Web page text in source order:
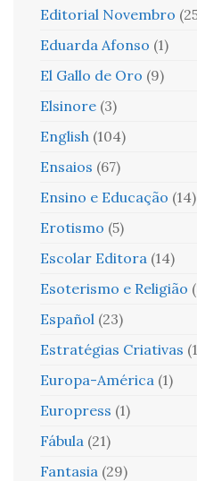
Editorial Novembro
Eduarda Afonso (1)
El Gallo de Oro (9)
Elsinore (3)
English (104)
Ensaios (67)
Ensino e Educação (14)
Erotismo (5)
Escolar Editora (14)
Esoterismo e Religião
Español (23)
Estratégias Criativas
Europa-América (1)
Europress (1)
Fábula (21)
Fantasia (29)